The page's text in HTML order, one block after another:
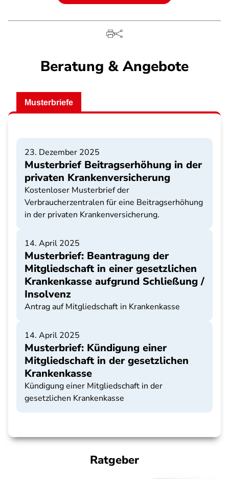
Beratung & Angebote
Musterbriefe
23. Dezember 2025
Musterbrief Beitragserhöhung in der
privaten Krankenversicherung
Kostenloser Musterbrief der
Verbraucherzentralen für eine Beitragserhöhung
in der privaten Krankenversicherung.
14. April 2025
Musterbrief: Beantragung der
Mitgliedschaft in einer gesetzlichen
Krankenkasse aufgrund Schließung /
Insolvenz
Antrag auf Mitgliedschaft in Krankenkasse
14. April 2025
Musterbrief: Kündigung einer
Mitgliedschaft in der gesetzlichen
Krankenkasse
Kündigung einer Mitgliedschaft in der
gesetzlichen Krankenkasse
Ratgeber